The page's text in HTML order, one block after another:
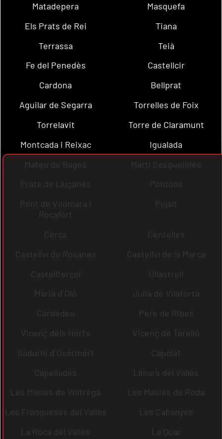
Matadepera
Masquefa
Els Prats de Rei
Tiana
Terrassa
Teià
Fe del Penedès
Castellcir
Cardona
Bellprat
Aguilar de Segarra
Torrelles de Foix
Torrelavit
Torre de Claramunt
Montcada i Reixac
Igualada
Mateu de Bages
Martí Sesgueioles
Prats de Lluçanès
Pontons
Pont de Vilomara i
Rocafort
Pujalt
Cercs
Centelles
Castellví de Rosanes
Castellví de la Marca
Castellterçol
Ullastrell
Maria d´Oló
Julià de Vilatorta
Cardedeu
Pere de Ribes
Vicenç dels Horts
Vicenç de Torelló
Sadurní d´Osormort
Capolat
Capellades
Llinars del Vallès
Les Masíes de Voltregà
Les Masies de Roda
Les Franqueses del Vallès
Les Cabanyes
La Roca del Vallès
La Quar